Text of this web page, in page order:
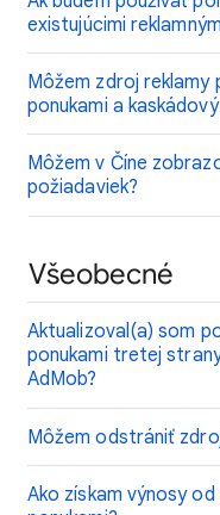
existujúcimi
Môžem zdroj reklamy
ponukami a
Môžem v Číne
požiadaviek?
Všeobecné
Aktualizoval(a) som
ponukami tretej
AdMob?
Môžem odstrániť
Ako získam výnosy